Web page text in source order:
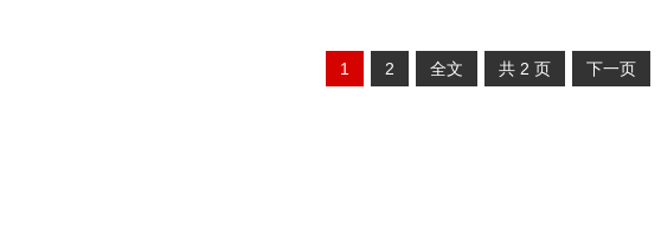
1 2 全文 共 2 页 下一页